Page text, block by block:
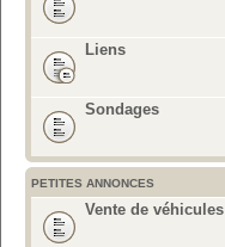
Liens
Sondages
PETITES ANNONCES
Vente de véhicules